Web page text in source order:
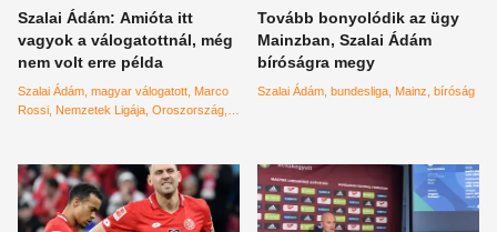
Szalai Ádám: Amióta itt
vagyok a válogatottnál, még
nem volt erre példa
Szalai Ádám magyar válogatott Marco
Rossi Nemzetek Ligája Oroszország
Tovább bonyolódik az ügy
Mainzban, Szalai Ádám
bíróságra megy
Szalai Ádám bundesliga Mainz bíróság